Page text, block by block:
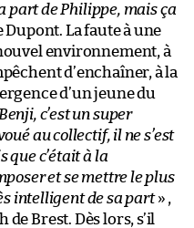
part de Philippe, mais ça
Dupont. La faute à une
environnement, à
d’enchaîner, à la
d’un jeune du
c’est un super
au collectif, il ne s’est
que c’était à la
et se mettre le plus
intelligent de sa part» ,
Brest. Dès lors, s’il